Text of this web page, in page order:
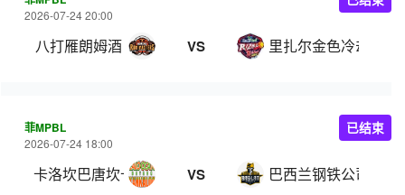
2026-07-24 20:00
八打雁朗姆酒 VS 里扎尔金色冷却器
菲MPBL
2026-07-24 18:00
卡洛坎巴唐坎卡洛 VS 巴西兰钢铁公司
已结束